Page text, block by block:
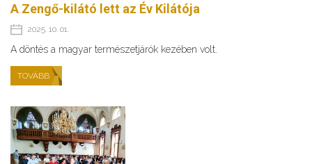
A Zengő-kilátó lett az Év Kilátója
2025. 10. 01.
A döntés a magyar természetjárók kezében volt.
TOVÁBB